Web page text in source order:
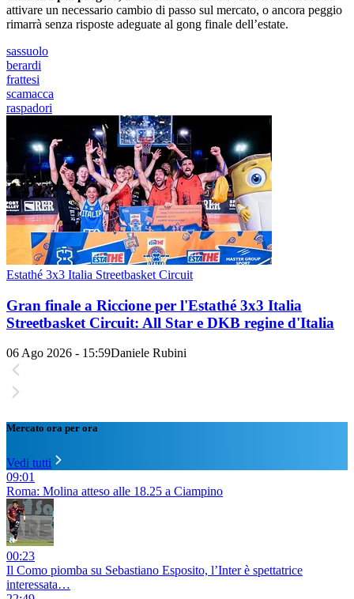
attivare un necessario cambio di passo sul mercato, o ancora peggio
rimarrà senza risposte adeguate al gong finale dell’estate.
sassuolo
berardi
frattesi
scamacca
raspadori
Estathé 3x3 Italia Streetbasket Circuit
Gran finale a Riccione per l'Estathé 3x3 Italia
Streetbasket Circuit: All Star e DKB regine d'Italia
06 Ago 2026 - 15:59Daniele Rubini
Mercato ora per ora
Vedi tutti
09:01
Roma: Molina atteso alle 18.25 a Ciampino
00:23
Il Como piomba su Sebastiano Esposito, l’Inter è spettatrice
interessata…